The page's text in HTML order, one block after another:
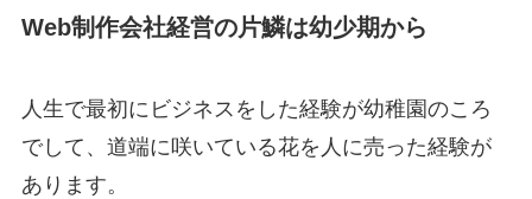
Web制作会社経営の片鱗は幼少期から
人生で最初にビジネスをした経験が幼稚園のころ
でして、道端に咲いている花を人に売った経験が
あります。